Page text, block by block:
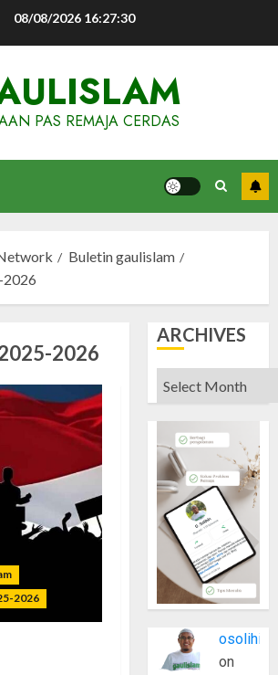
08/08/2026 16:27:31
PAS REMAJA CERDAS
Buletin gaulislam
2026
2026
2026
ARCHIVES
Archives
osolihin
on